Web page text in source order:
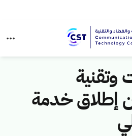
وتقنية
إطلاق خدمة